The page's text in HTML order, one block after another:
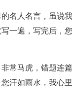
名人名言，虽说
一遍，写完后，
常马虎，错题连
汗如雨水，我心